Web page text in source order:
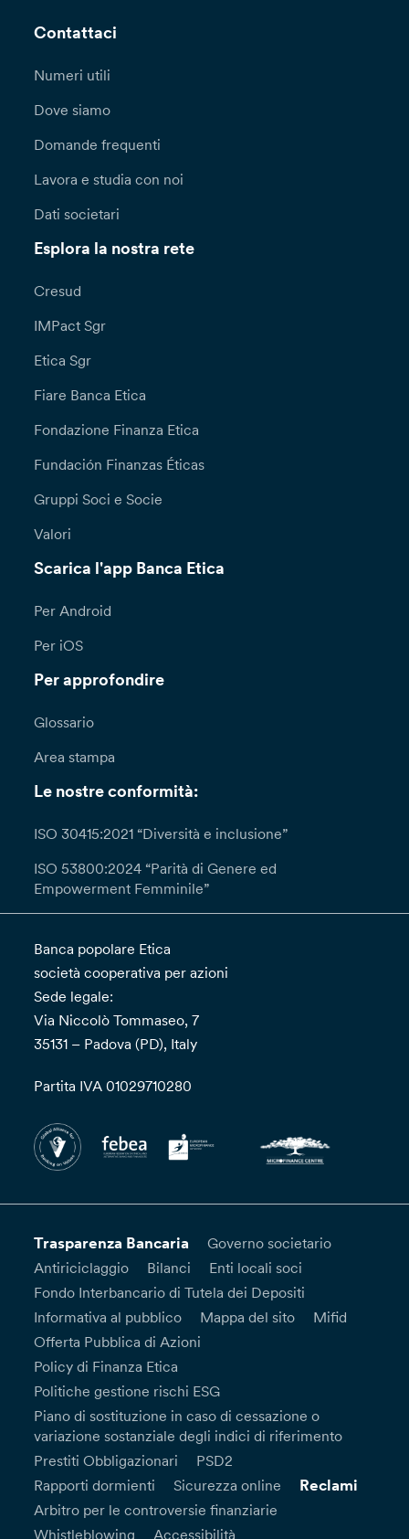
Contattaci
Numeri utili
Dove siamo
Domande frequenti
Lavora e studia con noi
Dati societari
Esplora la nostra rete
Cresud
IMPact Sgr
Etica Sgr
Fiare Banca Etica
Fondazione Finanza Etica
Fundación Finanzas Éticas
Gruppi Soci e Socie
Valori
Scarica l'app Banca Etica
Per Android
Per iOS
Per approfondire
Glossario
Area stampa
Le nostre conformità:
ISO 30415:2021 “Diversità e inclusione”
ISO 53800:2024 “Parità di Genere ed
Empowerment Femminile”
Banca popolare Etica
società cooperativa per azioni
Sede legale:
Via Niccolò Tommaseo, 7
35131 – Padova (PD), Italy
Partita IVA 01029710280
Trasparenza Bancaria
Governo societario
Antiriciclaggio
Bilanci
Enti locali soci
Fondo Interbancario di Tutela dei Depositi
Informativa al pubblico
Mappa del sito
Mifid
Offerta Pubblica di Azioni
Policy di Finanza Etica
Politiche gestione rischi ESG
Piano di sostituzione in caso di cessazione o
variazione sostanziale degli indici di riferimento
Prestiti Obbligazionari
PSD2
Rapporti dormienti
Sicurezza online Reclami
Arbitro per le controversie finanziarie
Whistleblowing
Accessibilità